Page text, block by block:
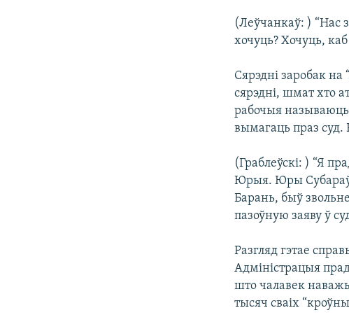
(Леўчанкаў: ) “Нас
хочуць? Хочуць,
Сярэдні заробак на
сярэдні, шмат хто
рабочыя
вымагаць праз суд.
(Граблеўскі: ) “Я
Юрыя. Юры Субараў
Барань, быў
пазоўную заяву ў
Разгляд гэтае
Адміністрацыя
што чалавек
тысяч сваіх